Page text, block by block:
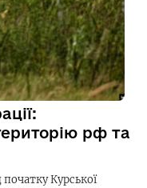
рф та
Курської